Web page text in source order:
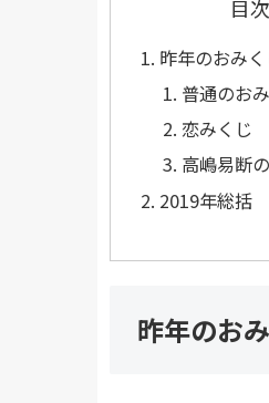
目次
昨年のおみ
普通のお
恋みくじ
高嶋易断
2019年総括
昨年のお